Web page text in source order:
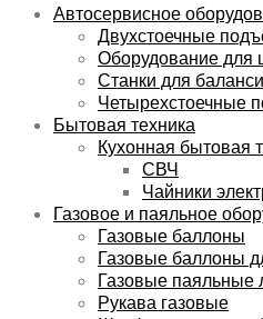
Автосервисное
Двухстоечные
Оборудование для
Станки для
Четырехстоечные
Бытовая техника
Кухонная бытовая
СВЧ
Чайники
Газовое и паяльное
Газовые баллоны
Газовые баллоны
Газовые паяльные
Рукава газовые